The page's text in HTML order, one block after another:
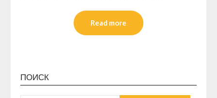
Read more
ПОИСК